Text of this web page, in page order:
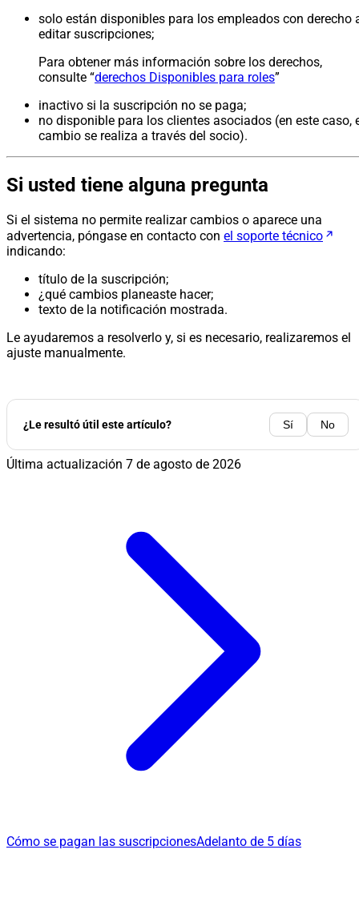
solo están disponibles para los empleados con derecho
editar suscripciones;
Para obtener más información sobre los derechos,
consulte “derechos Disponibles para roles”
inactivo si la suscripción no se paga;
no disponible para los clientes asociados (en este caso,
cambio se realiza a través del socio).
Si usted tiene alguna pregunta
Si el sistema no permite realizar cambios o aparece una
advertencia, póngase en contacto con el soporte técnico
indicando:
título de la suscripción;
¿qué cambios planeaste hacer;
texto de la notificación mostrada.
Le ayudaremos a resolverlo y, si es necesario, realizaremos el
ajuste manualmente.
¿Le resultó útil este artículo? Sí No
Última actualización 7 de agosto de 2026
Cómo se pagan las suscripcionesAdelanto de 5 días